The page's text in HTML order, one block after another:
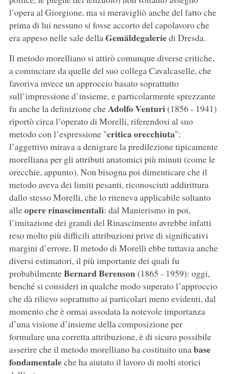
l’opera al Giorgione, ma si meravigliò anche del fatto che
prima di lui nessuno si fosse accorto del capolavoro che
era appeso nelle sale dellaGemäldegaleriedi Dresda.
Il metodo morelliano si attirò comunque diverse critiche,
a cominciare da quelle del suo collega Cavalcaselle, che
favoriva invece un approccio basato soprattutto
sull’impressione d’insieme, e particolarmente sprezzante
fu anche la definizione cheAdolfo Venturi(1856 - 1941)
riportò circa l’operato di Morelli, riferendosi al suo
metodo con l’espressione "critica orecchiuta":
l’aggettivo mirava a denigrare la predilezione tipicamente
morelliana per gli attributi anatomici più minuti (come le
orecchie, appunto). Non bisogna poi dimenticare che il
metodo aveva dei limiti pesanti, riconosciuti addirittura
dallo stesso Morelli, che lo riteneva applicabile soltanto
alleopere rinascimentali: dal Manierismo in poi,
l’imitazione dei grandi del Rinascimento avrebbe infatti
reso molto più difficili attribuzioni prive di significativi
margini d’errore. Il metodo di Morelli ebbe tuttavia anche
diversi estimatori, il più importante dei quali fu
probabilmenteBernard Berenson(1865 - 1959): oggi,
benché si consideri in qualche modo superato l’approccio
che dà rilievo soprattutto ai particolari meno evidenti, dal
momento che è ormai assodata la notevole importanza
d’una visione d’insieme della composizione per
formulare una corretta attribuzione, è di sicuro possibile
asserire che il metodo morelliano ha costituito unabase
fondamentaleche ha aiutato il lavoro di molti storici